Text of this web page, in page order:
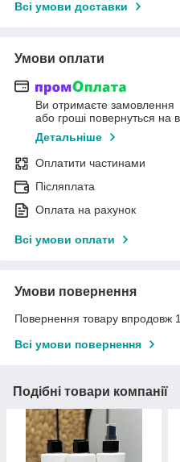
Всі умови доставки
Умови оплати
Ви отримаєте замовлення
або гроші повернуться на
Детальніше
Оплатити частинами
Післяплата
Оплата на рахунок
Всі умови оплати
Умови повернення
Повернення товару впродовж
Всі умови повернення
Подібні товари компанії